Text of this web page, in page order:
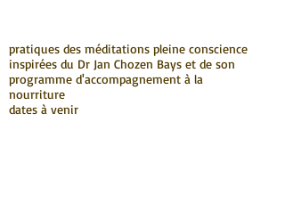
pratiques des méditations pleine conscience
inspirées du Dr Jan Chozen Bays et de son
programme d'accompagnement à la
nourriture
dates à venir